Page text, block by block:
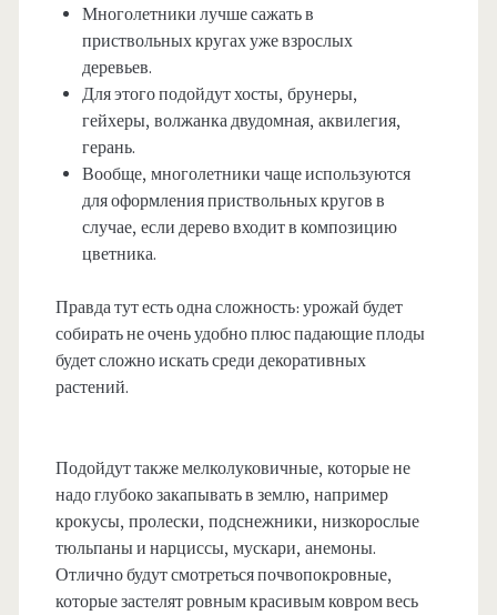
Многолетники лучше сажать в
приствольных кругах уже взрослых
деревьев.
Для этого подойдут хосты, брунеры,
гейхеры, волжанка двудомная, аквилегия,
герань.
Вообще, многолетники чаще используются
для оформления приствольных кругов в
случае, если дерево входит в композицию
цветника.
Правда тут есть одна сложность: урожай будет
собирать не очень удобно плюс падающие плоды
будет сложно искать среди декоративных
растений.
Подойдут также мелколуковичные, которые не
надо глубоко закапывать в землю, например
крокусы, пролески, подснежники, низкорослые
тюльпаны и нарциссы, мускари, анемоны.
Отлично будут смотреться почвопокровные,
которые застелят ровным красивым ковром весь